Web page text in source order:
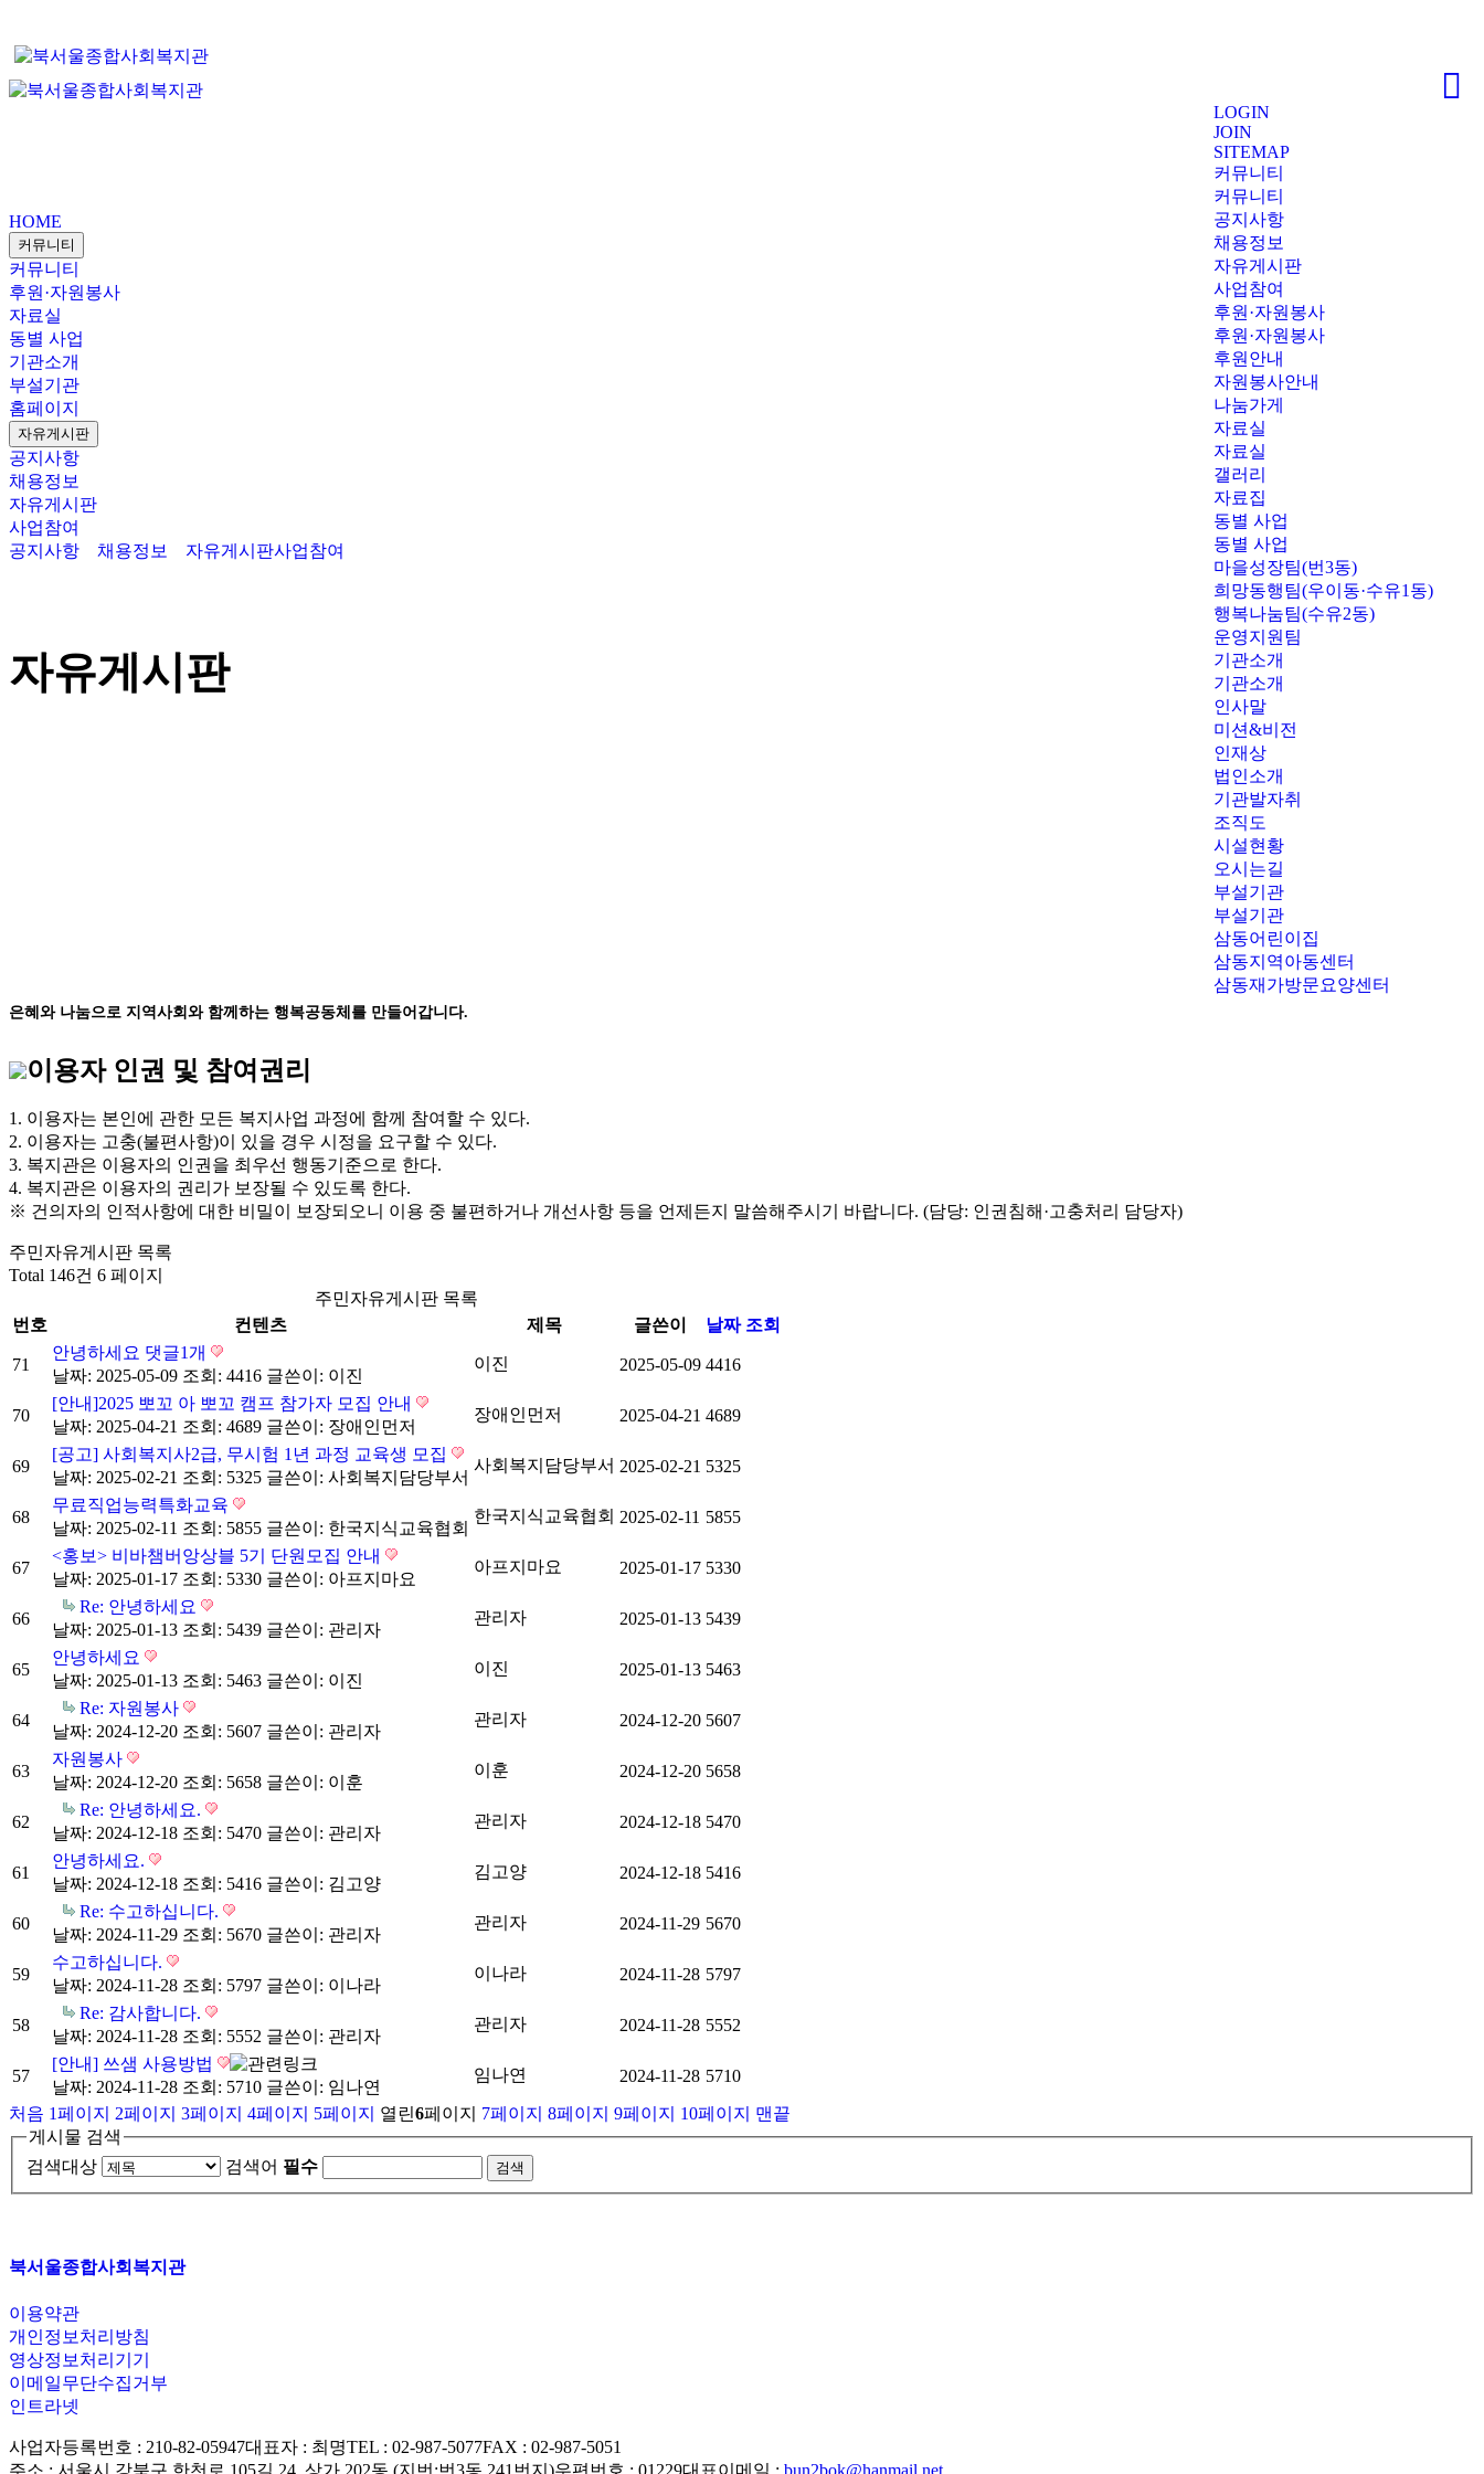
LOGIN
JOIN
SITEMAP
커뮤니티
커뮤니티
공지사항
채용정보
자유게시판
사업참여
후원·자원봉사
후원·자원봉사
후원안내
자원봉사안내
나눔가게
자료실
자료실
갤러리
자료집
동별 사업
동별 사업
마을성장팀(번3동)
희망동행팀(우이동·수유1동)
행복나눔팀(수유2동)
운영지원팀
기관소개
기관소개
인사말
미션&비전
인재상
법인소개
기관발자취
조직도
시설현황
오시는길
부설기관
부설기관
삼동어린이집
삼동지역아동센터
삼동재가방문요양센터
HOME
커뮤니티
커뮤니티
후원·자원봉사
자료실
동별 사업
기관소개
부설기관
홈페이지
자유게시판
공지사항
채용정보
자유게시판
사업참여
공지사항
채용정보 자유게시판사업참여
자유게시판
은혜와 나눔으로 지역사회와 함께하는 행복공동체를 만들어갑니다.
이용자 인권 및 참여권리
1. 이용자는 본인에 관한 모든 복지사업 과정에 함께 참여할 수 있다.
2. 이용자는 고충(불편사항)이 있을 경우 시정을 요구할 수 있다.
3. 복지관은 이용자의 인권을 최우선 행동기준으로 한다.
4. 복지관은 이용자의 권리가 보장될 수 있도록 한다.
※ 건의자의 인적사항에 대한 비밀이 보장되오니 이용 중 불편하거나 개선사항 등을 언제든지 말씀해주시기 바랍니다. (담당: 인권침해·고충처리 담당자)
주민자유게시판 목록
Total 146건 6 페이지
주민자유게시판 목록
번호
컨텐츠 제목 글쓴이 날짜 조회
71
안녕하세요 댓글1개
날짜: 2025-05-09 조회: 4416 글쓴이: 이진
이진 2025-05-09 4416
70
[안내]2025 뽀꼬 아 뽀꼬 캠프 참가자 모집 안내
날짜: 2025-04-21 조회: 4689 글쓴이: 장애인먼저
장애인먼저 2025-04-21 4689
69
[공고] 사회복지사2급, 무시험 1년 과정 교육생 모집
날짜: 2025-02-21 조회: 5325 글쓴이: 사회복지담당부서
사회복지담당부서 2025-02-21 5325
68
무료직업능력특화교육
날짜: 2025-02-11 조회: 5855 글쓴이: 한국지식교육협회
한국지식교육협회 2025-02-11 5855
67
<홍보> 비바챔버앙상블 5기 단원모집 안내
날짜: 2025-01-17 조회: 5330 글쓴이: 아프지마요
아프지마요 2025-01-17 5330
66
Re: 안녕하세요
날짜: 2025-01-13 조회: 5439 글쓴이: 관리자
관리자 2025-01-13 5439
65
안녕하세요
날짜: 2025-01-13 조회: 5463 글쓴이: 이진
이진 2025-01-13 5463
64
Re: 자원봉사
날짜: 2024-12-20 조회: 5607 글쓴이: 관리자
관리자 2024-12-20 5607
63
자원봉사
날짜: 2024-12-20 조회: 5658 글쓴이: 이훈
이훈 2024-12-20 5658
62
Re: 안녕하세요.
날짜: 2024-12-18 조회: 5470 글쓴이: 관리자
관리자 2024-12-18 5470
61
안녕하세요.
날짜: 2024-12-18 조회: 5416 글쓴이: 김고양
김고양 2024-12-18 5416
60
Re: 수고하십니다.
날짜: 2024-11-29 조회: 5670 글쓴이: 관리자
관리자 2024-11-29 5670
59
수고하십니다.
날짜: 2024-11-28 조회: 5797 글쓴이: 이나라
이나라 2024-11-28 5797
58
Re: 감사합니다.
날짜: 2024-11-28 조회: 5552 글쓴이: 관리자
관리자 2024-11-28 5552
57
[안내] 쓰샘 사용방법
날짜: 2024-11-28 조회: 5710 글쓴이: 임나연
임나연 2024-11-28 5710
처음 1페이지 2페이지 3페이지 4페이지 5페이지 열린6페이지 7페이지 8페이지 9페이지 10페이지
맨끝
게시물 검색
검색대상
검색어 필수
북서울종합사회복지관
이용약관
개인정보처리방침
영상정보처리기기
이메일무단수집거부
인트라넷
사업자등록번호 : 210-82-05947대표자 : 최명TEL : 02-987-5077FAX : 02-987-5051
주소 : 서울시 강북구 한천로 105길 24, 상가 202동 (지번:번3동 241번지)우편번호 : 01229대표이메일 : bun2bok@hanmail.net